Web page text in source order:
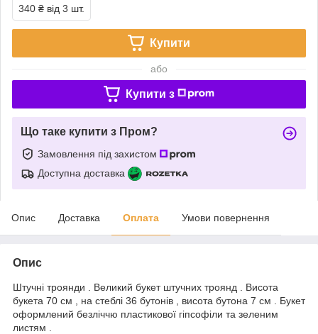
340 ₴ від 3 шт.
Купити
або
Купити з
Що таке купити з Пром?
Замовлення під захистом
Доступна доставка
Опис Доставка Оплата Умови повернення
Опис
Штучні троянди . Великий букет штучних троянд . Висота
букета 70 см , на стеблі 36 бутонів , висота бутона 7 см . Букет
оформлений безліччю пластикової гіпсофіли та зеленим
листям .